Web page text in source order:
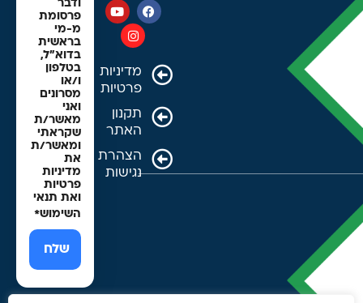
מדיניות
פרטיות
תקנון
האתר
הצהרת
נגישות
ודבר
פרסומת
מ-מי
בראשית
בדוא"ל,
בטלפון
ו/או
מסרונים
ואני
מאשר/ת
שקראתי
ומאשר/ת
את
מדיניות
פרטיות
ואת תנאי
השימוש*